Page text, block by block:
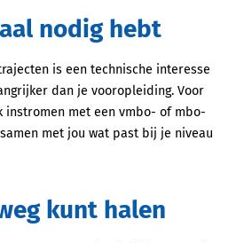
nodig hebt
is een technische interesse
dan je vooropleiding. Voor
instromen met een vmbo- of mbo-
met jou wat past bij je niveau
kunt halen